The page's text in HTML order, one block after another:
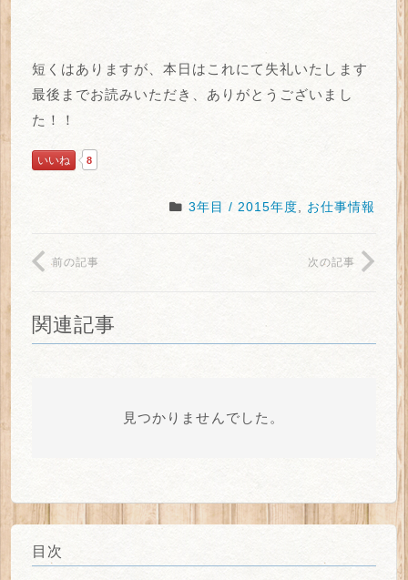
短くはありますが、本日はこれにて失礼いたします
最後までお読みいただき、ありがとうございまし
た！！
いいね 8
3年目 / 2015年度, お仕事情報
前の記事 次の記事
関連記事
見つかりませんでした。
目次